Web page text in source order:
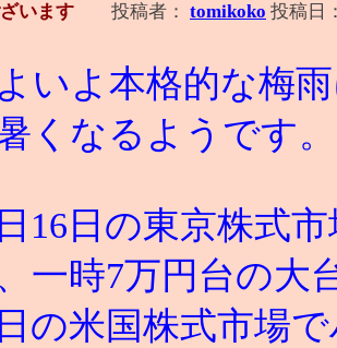
います 投稿者： tomikoko 投稿日
いよ本格的な梅
くなるようです。
16日の東京株式
一時7万円台の大
の米国株式市場